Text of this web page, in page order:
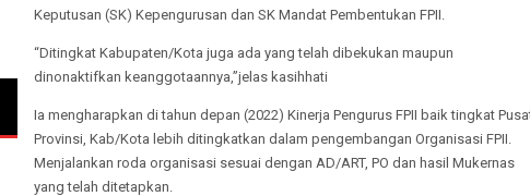
Keputusan (SK) Kepengurusan dan SK Mandat Pembentukan FPII.
“Ditingkat Kabupaten/Kota juga ada yang telah dibekukan maupun
dinonaktifkan keanggotaannya,”jelas kasihhati
Ia mengharapkan di tahun depan (2022) Kinerja Pengurus FPII baik tingkat
Provinsi, Kab/Kota lebih ditingkatkan dalam pengembangan Organisasi FPII.
Menjalankan roda organisasi sesuai dengan AD/ART, PO dan hasil Mukernas
yang telah ditetapkan.